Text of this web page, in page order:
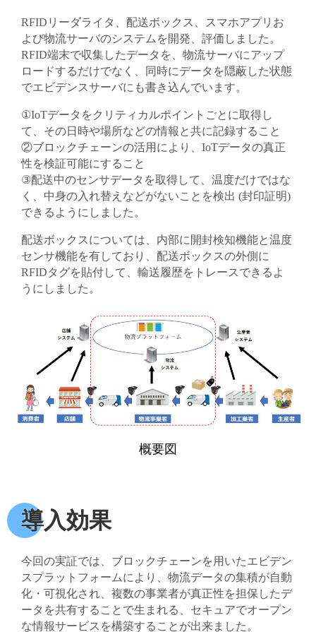
RFIDリーダライタ、配送ボックス、スマホアプリお
よび物流サーバのシステムを開発、評価しました。
RFID端末で収集したデータを、物流サーバにアップ
ロードするだけでなく、同時にデータを隠蔽した状態
でエビデンスサーバにも書き込んでいます。
①IoTデータをクリティカルポイントごとに取得し
て、その日時や場所などの情報と共に記録すること
②ブロックチェーンの活用により、IoTデータの真正
性を検証可能にすること
③配送中のセンサデータを取得して、温度だけではな
く、中身の入れ替えなどがないことを検出 (封印証明)
できるようにしました。
配送ボックスについては、内部に開封検知機能と温度
センサ機能を有しており、配送ボックスの外側に
RFIDタグを貼付して、輸送履歴をトレースできるよ
うにしました。
概要図
導入効果
今回の実証では、ブロックチェーンを用いたエビデン
スプラットフォームにより、物流データの集積が自動
化・可視化され、複数の事業者が真正性を担保したデ
ータを共有することで生まれる、セキュアでオープン
な情報サービスを構築することが出来ました。